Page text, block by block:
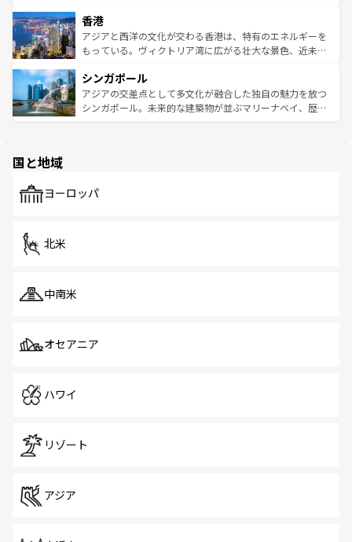
とつ。フォーやバインミー、ベトナムコーヒーなどは、ぜ
ひ現地で味わいたい。どの地域を訪れてもあたたかい人々
が旅行者を迎えてくれるので、きっと忘れられない旅にな
参照してほしい。
の活気が交差している。北部ではチェンマイなどの山岳地
帯で自然と触れ合い、南部ではプーケットやクラビの美し
いビーチでリゾート気分を楽しむことができる。タイ料理
激する。気候は一年中温暖で、どの季節にも異なる楽しみ
が待っている。親しみやすいタイの人々、仏教を中心とし
た文化、そして多様な観光資源が、訪れる旅人を魅了し続
香港
アジアと西洋の文化が交わる香港は、特有のエネルギーを
もっている。ヴィクトリア湾に広がる壮大な景色、近未来
み、どこを訪れても感動するはず。観光スポットが密集し
ており、効率よく見どころを回れるのも魅力。息をのむよ
うな絶景から文化的な体験まで、香港を存分に楽しみ尽く
シンガポール
アジアの交差点として多文化が融合した独自の魅力を放つ
シンガポール。未来的な建築物が並ぶマリーナベイ、歴史
で、ホーカーズは地元の風情を楽しめる外せないスポット
国と地域
ヨーロッパ
北米
中南米
オセアニア
ハワイ
リゾート
アジア